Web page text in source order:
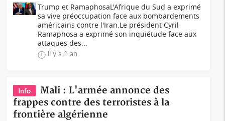
Trump et RamaphosaL'Afrique du Sud a exprimé
sa vive préoccupation face aux bombardements
américains contre l'Iran.Le président Cyril
Ramaphosa a exprimé son inquiétude face aux
attaques des...
il y a 1 an
Info
Mali : L'armée annonce des
frappes contre des terroristes à la
frontière algérienne